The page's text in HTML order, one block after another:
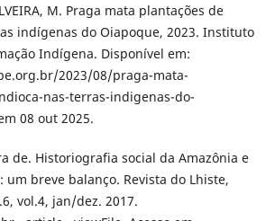
M. Praga mata plantações de
indígenas do Oiapoque, 2023. Instituto
Indígena. Disponível em:
2023/08/praga-mata-
nas-terras-indigenas-do-
08 out 2025.
de. Historiografia social da Amazônia e
breve balanço. Revista do Lhiste,
vol.4, jan/dez. 2017.